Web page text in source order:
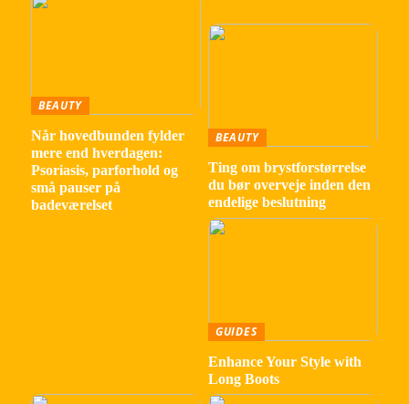
BEAUTY
Når hovedbunden fylder
mere end hverdagen:
Psoriasis, parforhold og
små pauser på
badeværelset
BEAUTY
Ting om brystforstørrelse
du bør overveje inden den
endelige beslutning
GUIDES
Enhance Your Style with
Long Boots